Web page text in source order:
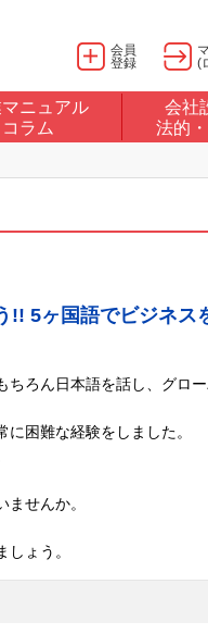
会員
登録
(
ニュアル
コラム
会社
法的
!! 5ヶ国語でビジネス
ちろん日本語を話し、グロ
困難な経験をしました。
せんか。
ょう。